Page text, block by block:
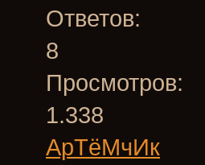
Ответов:
8
Просмотров:
1.338
АрТёМчИк